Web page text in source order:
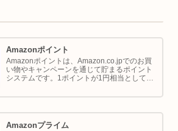
Amazonポイント
Amazonポイントは、Amazon.co.jpでのお買
い物やキャンペーンを通じて貯まるポイント
システムです。1ポイントが1円相当として、
では Amazon ポイントの使い方と貯め方を解
Amazonプライム